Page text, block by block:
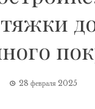
28 февраля 2025